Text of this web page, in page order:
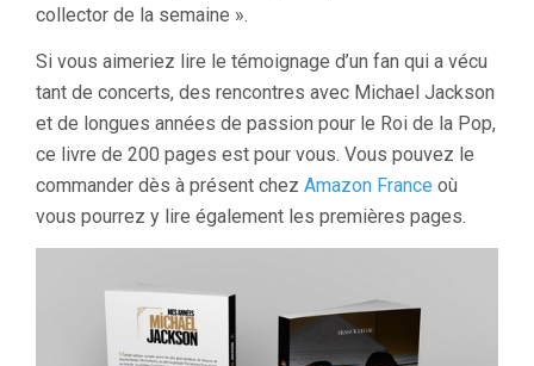
collector de la semaine ».
Si vous aimeriez lire le témoignage d’un fan qui a vécu
tant de concerts, des rencontres avec Michael Jackson
et de longues années de passion pour le Roi de la Pop,
ce livre de 200 pages est pour vous. Vous pouvez le
commander dès à présent chez Amazon France où
vous pourrez y lire également les premières pages.